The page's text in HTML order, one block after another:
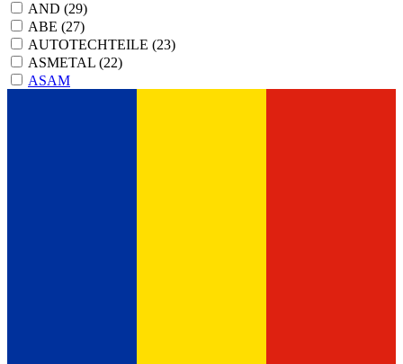
AND (29)
ABE (27)
AUTOTECHTEILE (23)
ASMETAL (22)
ASAM